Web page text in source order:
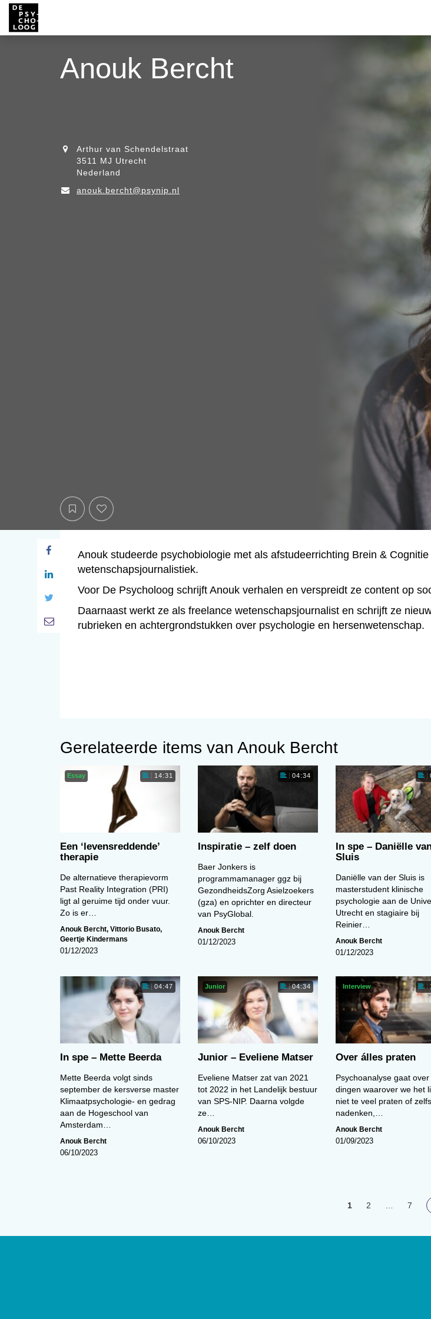
Anouk Bercht
Arthur van Schendelstraat
3511 MJ Utrecht
Nederland
anouk.bercht@psynip.nl
Anouk studeerde psychobiologie met als afstudeerrichting Brein & Cognitie
wetenschapsjournalistiek.
Voor De Psycholoog schrijft Anouk verhalen en verspreidt ze content op
Daarnaast werkt ze als freelance wetenschapsjournalist en schrijft ze
rubrieken en achtergrondstukken over psychologie en hersenwetenschap.
Gerelateerde items van Anouk Bercht
Essay 14:31
Een ‘levens­reddende’
therapie
De alternatieve therapievorm
Past Reality Integration (PRI)
ligt al geruime tijd onder vuur.
Zo is er…
Anouk Bercht, Vittorio Busato,
Geertje Kindermans
01/12/2023
04:34
Inspiratie – zelf doen
Baer Jonkers is
programmamanager ggz bij
GezondheidsZorg Asielzoekers
(gza) en oprichter en directeur
van PsyGlobal.
Anouk Bercht
01/12/2023
In spe – Daniëlle
Sluis
Daniëlle van der Sluis is
masterstudent klinische
psychologie aan de
Utrecht en stagiaire bij
Reinier…
Anouk Bercht
01/12/2023
04:47
In spe – Mette Beerda
Mette Beerda volgt sinds
september de kersverse master
Klimaatpsychologie- en gedrag
aan de Hogeschool van
Amsterdam…
Anouk Bercht
06/10/2023
Junior 04:34
Junior – Eveliene Matser
Eveliene Matser zat van 2021
tot 2022 in het Landelijk bestuur
van SPS-NIP. Daarna volgde
ze…
Anouk Bercht
06/10/2023
Interview
Over álles praten
Psychoanalyse gaat over
dingen waarover we het
niet te veel praten of zelfs
nadenken,…
Anouk Bercht
01/09/2023
1 2 … 7